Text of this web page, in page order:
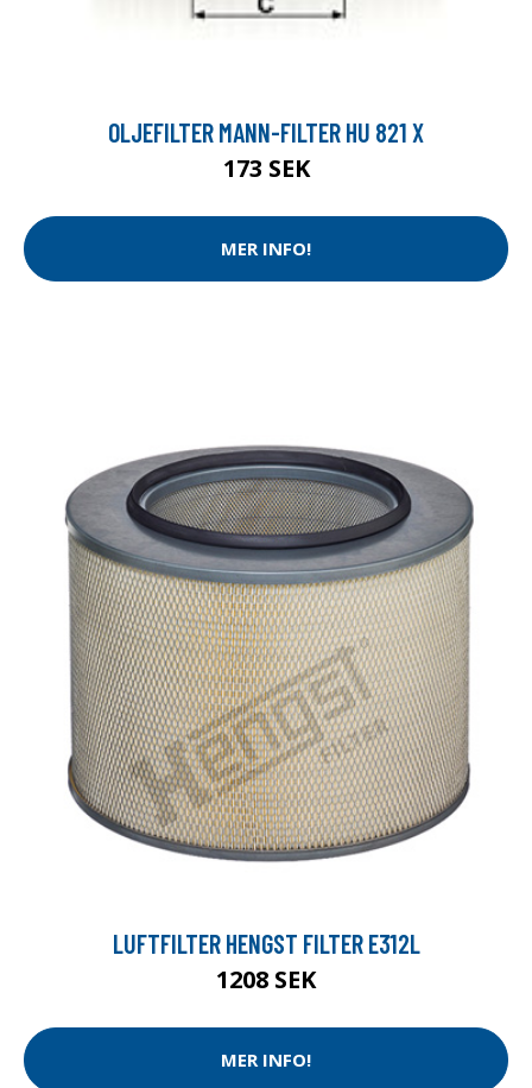
OLJEFILTER MANN-FILTER HU 821 X
173 SEK
MER INFO!
LUFTFILTER HENGST FILTER E312L
1208 SEK
MER INFO!